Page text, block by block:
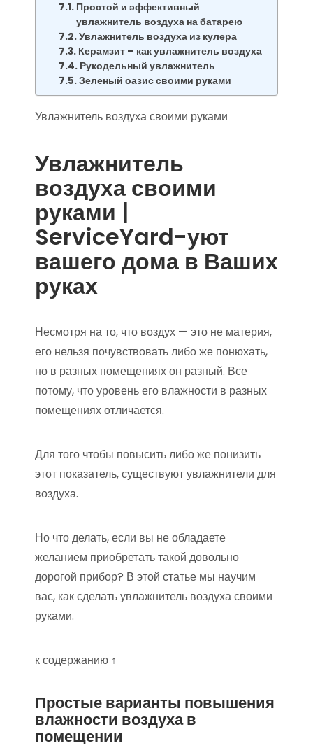
Простой и эффективный
увлажнитель воздуха на батарею
Увлажнитель воздуха из кулера
Керамзит – как увлажнитель воздуха
Рукодельный увлажнитель
Зеленый оазис своими руками
Увлажнитель воздуха своими руками
Увлажнитель
воздуха своими
руками |
ServiceYard-уют
вашего дома в Ваших
руках
Несмотря на то, что воздух — это не материя,
его нельзя почувствовать либо же понюхать,
но в разных помещениях он разный. Все
потому, что уровень его влажности в разных
помещениях отличается.
Для того чтобы повысить либо же понизить
этот показатель, существуют увлажнители для
воздуха.
Но что делать, если вы не обладаете
желанием приобретать такой довольно
дорогой прибор? В этой статье мы научим
вас, как сделать увлажнитель воздуха своими
руками.
к содержанию ↑
Простые варианты повышения
влажности воздуха в
помещении